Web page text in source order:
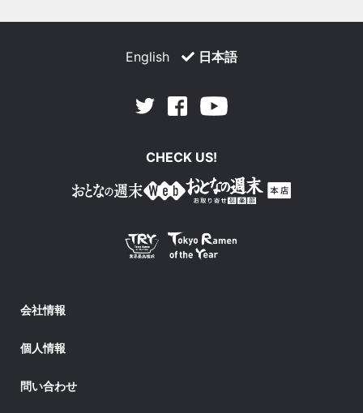
English 日本語
Twitter Facebook
CHECK US!
会社情報
個人情報
問い合わせ